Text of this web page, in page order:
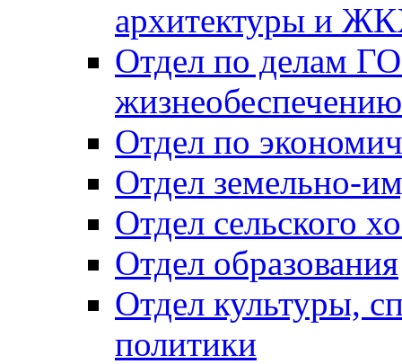
архитектуры и
Отдел по делам
Отдел по
Отдел земельно-
Отдел сельского
Отдел образования
Отдел культуры,
политики